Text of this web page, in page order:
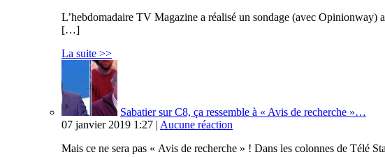
L’hebdomadaire TV Magazine a réalisé un sondage (avec
[…]
La suite >>
Sabatier sur C8, ça ressemble à « Avis de recherche »…
07 janvier 2019 1:27 | Aucune réaction
Mais ce ne sera pas « Avis de recherche » ! Dans les colonnes de Télé